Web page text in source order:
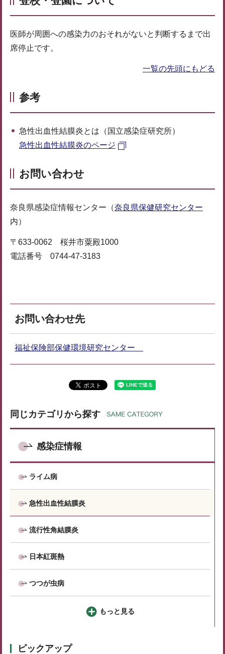
医師が周囲への感染力のおそれがないと判断するまで出
席停止です。
一覧の先頭にもどる
参考
急性出血性結膜炎とは（国立感染症研究所）
急性出血性結膜炎のページ
お問い合わせ
奈良県感染症情報センター（奈良県保健研究センター
内）
〒633-0062 桜井市粟殿1000
電話番号 0744-47-3183
お問い合わせ先
福祉保険部保健環境研究センター
同じカテゴリから探す
感染症情報
ライム病
急性出血性結膜炎
流行性角結膜炎
日本紅斑熱
つつが虫病
もっと見る
ピックアップ